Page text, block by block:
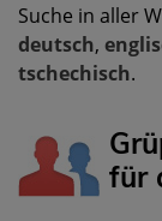
Suche in aller
deutsch,
tschechisch.
für